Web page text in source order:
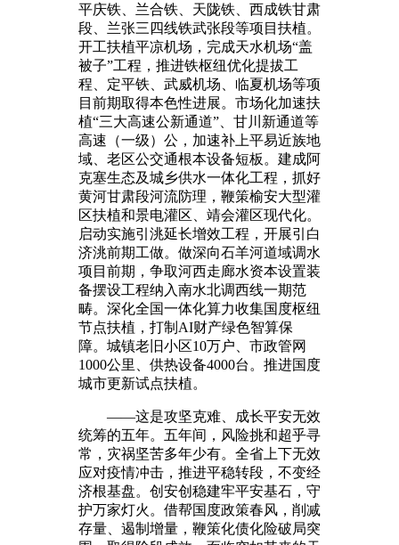
平庆铁、兰合铁、天陇铁、西成铁甘肃
段、兰张三四线铁武张段等项目扶植。
开工扶植平凉机场，完成天水机场“盖
被子”工程，推进铁枢纽优化提拔工
程、定平铁、武威机场、临夏机场等项
目前期取得本色性进展。市场化加速扶
植“三大高速公新通道”、甘川新通道等
高速（一级）公，加速补上平易近族地
域、老区公交通根本设备短板。建成阿
克塞生态及城乡供水一体化工程，抓好
黄河甘肃段河流防理，鞭策榆安大型灌
区扶植和景电灌区、靖会灌区现代化。
启动实施引洮延长增效工程，开展引白
济洮前期工做。做深向石羊河道域调水
项目前期，争取河西走廊水资本设置装
备摆设工程纳入南水北调西线一期范
畴。深化全国一体化算力收集国度枢纽
节点扶植，打制AI财产绿色智算保
障。城镇老旧小区10万户、市政管网
1000公里、供热设备4000台。推进国度
城市更新试点扶植。
——这是攻坚克难、成长平安无效
统筹的五年。五年间，风险挑和超乎寻
常，灾祸坚苦多年少有。全省上下无效
应对疫情冲击，推进平稳转段，不变经
济根基盘。创安创稳建牢平安基石，守
护万家灯火。借帮国度政策春风，削减
存量、遏制增量，鞭策化债化险破局突